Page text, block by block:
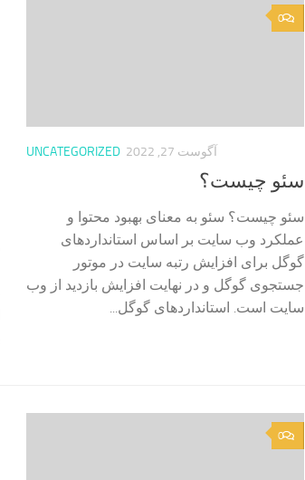
0
UNCATEGORIZED آگوست 27, 2022
سئو چیست؟
سئو چیست؟ سئو به معنای بهبود محتوا و
عملکرد وب سایت بر اساس استانداردهای
گوگل برای افزایش رتبه سایت در موتور
جستجوی گوگل و در نهایت افزایش بازدید از وب
سایت است. استانداردهای گوگل...
0